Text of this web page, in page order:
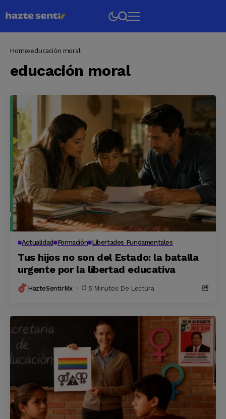
Home educación moral
educación moral
Actualidad Formación Libertades Fundamentales
Tus hijos no son del Estado: la batalla
urgente por la libertad educativa
HazteSentirMx 5 Minutos De Lectura